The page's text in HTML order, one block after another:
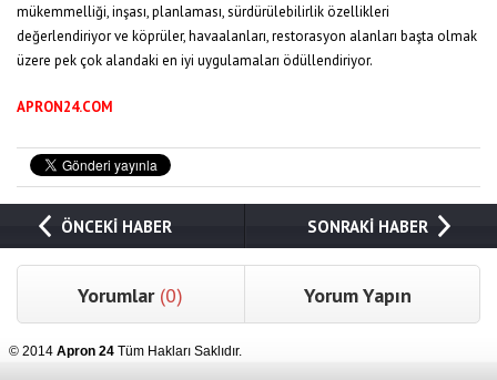
mükemmelliği, inşası, planlaması, sürdürülebilirlik özellikleri
değerlendiriyor ve köprüler, havaalanları, restorasyon alanları başta olmak
üzere pek çok alandaki en iyi uygulamaları ödüllendiriyor.
APRON24.COM
ÖNCEKİ HABER SONRAKİ HABER
Yorumlar (0) Yorum Yapın
© 2014 Apron 24 Tüm Hakları Saklıdır.